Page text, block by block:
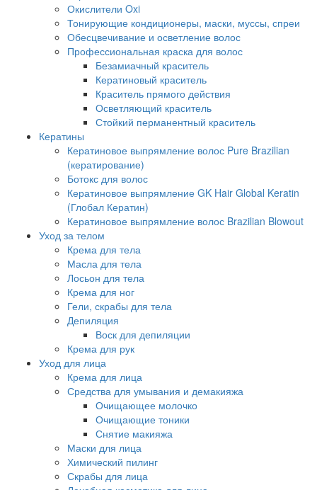
Окислители Oxi
Тонирующие кондиционеры, маски, муссы, спреи
Обесцвечивание и осветление волос
Профессиональная краска для волос
Безамиачный краситель
Кератиновый краситель
Краситель прямого действия
Осветляющий краситель
Стойкий перманентный краситель
Кератины
Кератиновое выпрямление волос Pure Brazilian
(кератирование)
Ботокс для волос
Кератиновое выпрямление GK Hair Global Keratin
(Глобал Кератин)
Кератиновое выпрямление волос Brazilian Blowout
Уход за телом
Крема для тела
Масла для тела
Лосьон для тела
Крема для ног
Гели, скрабы для тела
Депиляция
Воск для депиляции
Крема для рук
Уход для лица
Крема для лица
Средства для умывания и демакияжа
Очищающее молочко
Очищающие тоники
Снятие макияжа
Маски для лица
Химический пилинг
Скрабы для лица